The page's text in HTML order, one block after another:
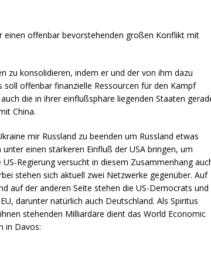
offenbar bevorstehenden großen Konflikt mit
zu konsolidieren, indem er und der von ihm dazu
offenbar finanzielle Ressourcen für den Kampf
die in ihrer einflußsphäre liegenden Staaten
China.
mir Russland zu beenden um Russland etwas
einen stärkeren Einfluß der USA bringen, um
Regierung versucht in diesem Zusammenhang
stehen sich aktuell zwei Netzwerke gegenüber. Auf
auf der anderen Seite stehen die US-Democrats und
darunter natürlich auch Deutschland. Als Spiritus
stehenden Milliardäre dient das World Economic
in Davos: